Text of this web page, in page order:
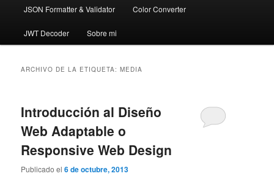
JSON Formatter & Validator Color Converter
JWT Decoder Sobre mi
ARCHIVO DE LA ETIQUETA:MEDIA
Introducción al Diseño
Web Adaptable o
Responsive Web Design
Publicado el6 de octubre, 2013